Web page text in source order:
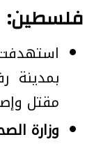
فلسطين:
بمدينة
مقتل
وزارة